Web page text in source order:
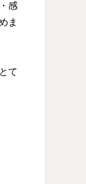
感
ま
て